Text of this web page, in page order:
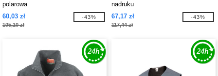
polarowa
60,03 zł
105,10 zł
-43%
nadruku
67,17 zł
117,44 zł
-43%